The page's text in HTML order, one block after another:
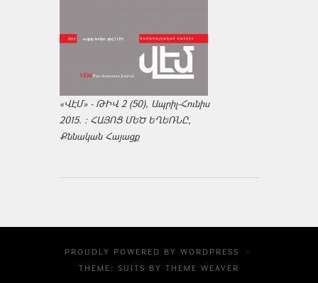
«ՎԷՄ» - ԹԻՎ 2 (50), Ապրիլ-Հունիս
2015. : ՀԱՅՈՑ ՄԵԾ ԵՂԵՌՆԸ,
Քննական Հայացք
PROUDLY POWERED BY WORDPRESS
·
THEME: SUITS BY THEME WEAVER